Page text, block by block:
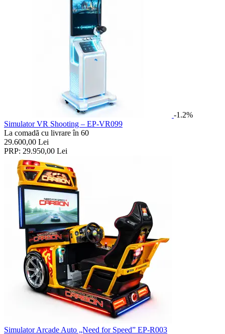
-1.2%
Simulator VR Shooting – EP-VR099
La comadã cu livrare în 60
29.600,00 Lei
PRP: 29.950,00 Lei
Simulator Arcade Auto „Need for Speed” EP-R003